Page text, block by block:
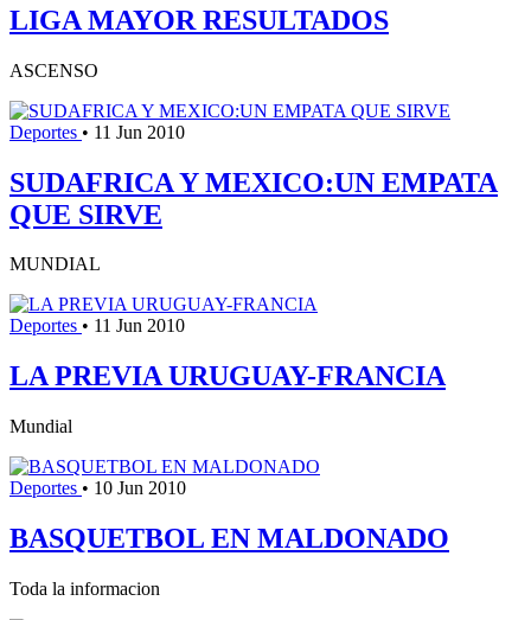
LIGA MAYOR RESULTADOS
ASCENSO
Deportes • 11 Jun 2010
SUDAFRICA Y MEXICO:UN EMPATA
QUE SIRVE
MUNDIAL
Deportes • 11 Jun 2010
LA PREVIA URUGUAY-FRANCIA
Mundial
Deportes • 10 Jun 2010
BASQUETBOL EN MALDONADO
Toda la informacion